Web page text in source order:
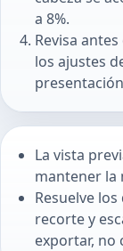
a 8%.
Revisa
los ajustes
La vista
mantener la
Resuelve
recorte y
exportar, no